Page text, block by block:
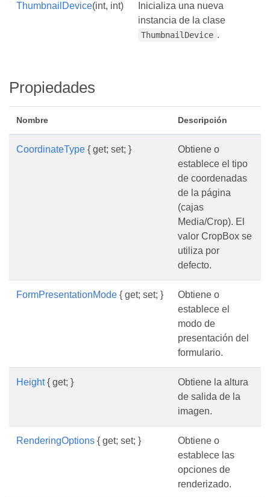
ThumbnailDevice(int, int)
Inicializa una nueva
instancia de la clase
ThumbnailDevice .
Propiedades
Nombre Descripción
CoordinateType { get; set; }
Obtiene o
establece el tipo
de coordenadas
de la página
(cajas
Media/Crop). El
valor CropBox se
utiliza por
defecto.
FormPresentationMode { get; set; }
Obtiene o
establece el
modo de
presentación del
formulario.
Height{ get; }
Obtiene la altura
de salida de la
imagen.
RenderingOptions { get; set; }
Obtiene o
establece las
opciones de
renderizado.